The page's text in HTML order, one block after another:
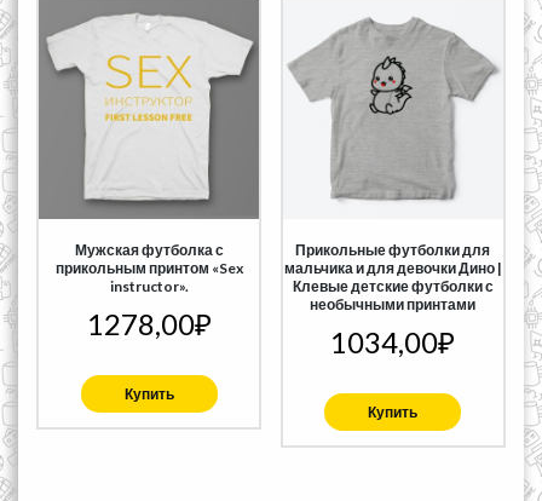
Мужская футболка с
прикольным принтом «Sex
instructor».
1278,00₽
Купить
Прикольные футболки для
мальчика и для девочки Дино |
Клевые детские футболки с
необычными принтами
1034,00₽
Купить